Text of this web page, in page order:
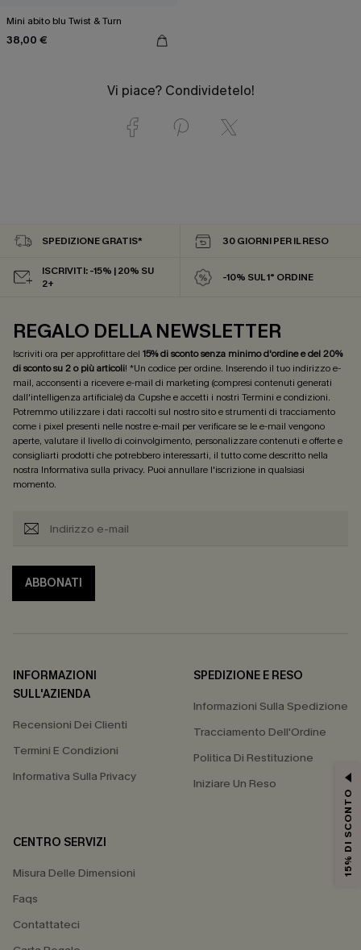
Mini abito blu Twist & Turn
38,00 €
Vi piace? Condividetelo!
SPEDIZIONE GRATIS* 30 GIORNI PER IL RESO
ISCRIVITI: -15% | 20% SU
2+
-10% SUL 1° ORDINE
REGALO DELLA NEWSLETTER
Iscriviti ora per approfittare del 15% di sconto senza minimo d'ordine e del 20%
di sconto su 2 o più articoli! *Un codice per ordine. Inserendo il tuo indirizzo e-
mail, acconsenti a ricevere e-mail di marketing (compresi contenuti generati
dall'intelligenza artificiale) da Cupshe e accetti i nostri Termini e condizioni.
Potremmo utilizzare i dati raccolti sul nostro sito e strumenti di tracciamento
come i pixel presenti nelle nostre e-mail per verificare se le e-mail vengono
aperte, valutare il livello di coinvolgimento, personalizzare contenuti e offerte e
consigliarti prodotti che potrebbero interessarti, il tutto come descritto nella
nostra Informativa sulla privacy. Puoi annullare l'iscrizione in qualsiasi
momento.
ABBONATI
INFORMAZIONI
SULL'AZIENDA
Recensioni Dei Clienti
Termini E Condizioni
Informativa Sulla Privacy
SPEDIZIONE E RESO
Informazioni Sulla Spedizione
Tracciamento Dell'Ordine
Politica Di Restituzione
Iniziare Un Reso
CENTRO SERVIZI
Misura Delle Dimensioni
Faqs
Contattateci
15% DI SCONTO